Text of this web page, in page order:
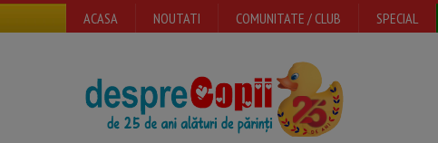
ACASA NOUTATI COMUNITATE / CLUB SPECIAL